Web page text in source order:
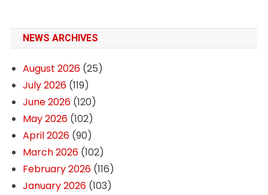
NEWS ARCHIVES
August 2026(25)
July 2026(119)
June 2026(120)
May 2026(102)
April 2026(90)
March 2026(102)
February 2026(116)
January 2026(103)